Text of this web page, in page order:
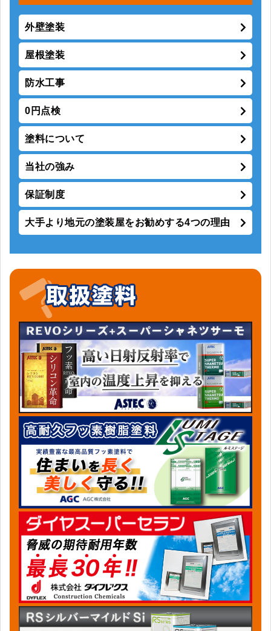
外壁塗装
屋根塗装
防水工事
0円点検
塗料について
当社の強み
保証制度
大手より地元の塗装屋をお勧めする4つの理由